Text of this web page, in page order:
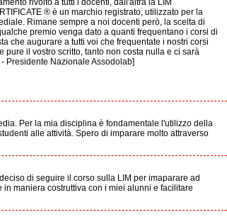
rivolto a tutti i docenti, dall'altra la LIM
® è un marchio registrato, utilizzato per la
Rimane sempre a noi docenti però, la scelta di
premio venga dato a quanti frequentano i corsi di
che augurare a tutti voi che frequentate i nostri corsi
pure il vostro scritto, tanto non costa nulla e ci sarà
Presidente Nazionale Assodolab]
Per la mia disciplina è fondamentale l'utilizzo della
alle attività. Spero di imparare molto attraverso
di seguire il corso sulla LIM per imaparare ad
maniera costruttiva con i miei alunni e facilitare